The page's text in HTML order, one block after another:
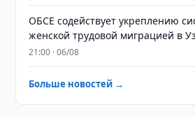
ОБСЕ содействует укреплению
женской трудовой миграцией в
21:00 · 06/08
Больше новостей →